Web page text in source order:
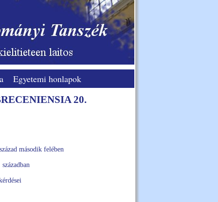
Egyetemi honlapok
20.
második felében